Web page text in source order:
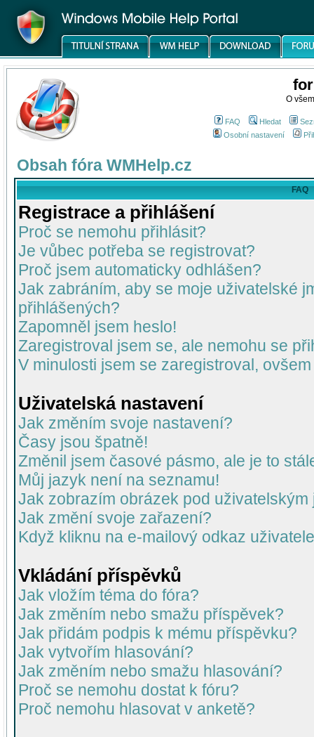
O
FAQ Hledat
Osobní nastavení
Obsah fóra WMHelp.cz
FAQ
Registrace a přihlášení
Proč se nemohu přihlásit?
Je vůbec potřeba se registrovat?
Proč jsem automaticky odhlášen?
Jak zabráním, aby se moje uživatelské
přihlášených?
Zapomněl jsem heslo!
Zaregistroval jsem se, ale nemohu se
V minulosti jsem se zaregistroval,
Uživatelská nastavení
Jak změním svoje nastavení?
Časy jsou špatně!
Změnil jsem časové pásmo, ale je to
Můj jazyk není na seznamu!
Jak zobrazím obrázek pod uživatelským
Jak změní svoje zařazení?
Když kliknu na e-mailový odkaz
Vkládání příspěvků
Jak vložím téma do fóra?
Jak změním nebo smažu příspěvek?
Jak přidám podpis k mému příspěvku?
Jak vytvořím hlasování?
Jak změním nebo smažu hlasování?
Proč se nemohu dostat k fóru?
Proč nemohu hlasovat v anketě?